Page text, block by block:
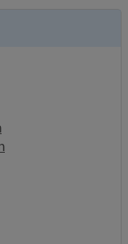
webbplats,